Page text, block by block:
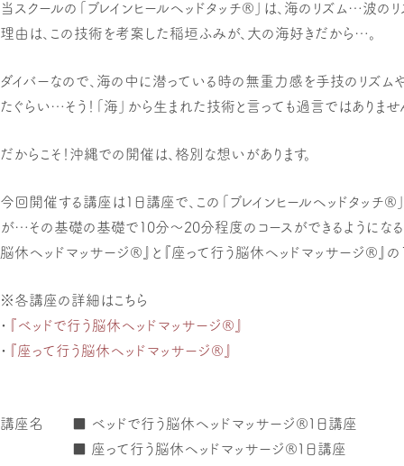
当スクールの「ブレインヒールヘッドタッチ®」は、海のリズム…波の
理由は、この技術を考案した稲垣ふみが、大の海好きだから…。
ダイバーなので、海の中に潜っている時の無重力感を手技のリズム
たぐらい…そう！「海」から生まれた技術と言っても過言ではありませ
だからこそ！沖縄での開催は、格別な想いがあります。
今回開催する講座は1日講座で、この「ブレインヒールヘッドタッチ®
が…その基礎の基礎で10分〜20分程度のコースができるようにな
脳休ヘッドマッサージ®』と『座って行う脳休ヘッドマッサージ®』の
※各講座の詳細はこちら
・
『ベッドで行う脳休ヘッドマッサージ®』
・
『座って行う脳休ヘッドマッサージ®』
講座名
■ ベッドで行う脳休ヘッドマッサージ®１日講座
■ 座って行う脳休ヘッドマッサージ®１日講座